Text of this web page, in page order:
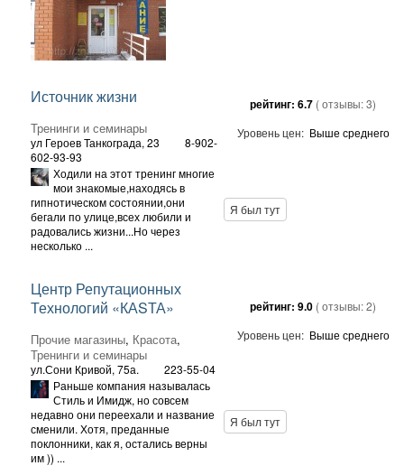
Источник жизни
Тренинги и семинары
ул Героев Танкограда, 23
8-902-
602-93-93
рейтинг: 6.7 ( отзывы:3)
Уровень цен: Выше среднего
Ходили на этот тренинг многие
мои знакомые,находясь в
гипнотическом состоянии,они
бегали по улице,всех любили и
радовались жизни...Но через
несколько ...
Я был тут
Центр Репутационных
Технологий «КАSТА»
Прочие магазины, Красота,
Тренинги и семинары
ул.Сони Кривой, 75а. 223-55-04
рейтинг: 9.0 ( отзывы:2)
Уровень цен: Выше среднего
Раньше компания называлась
Стиль и Имидж, но совсем
недавно они переехали и название
сменили. Хотя, преданные
поклонники, как я, остались верны
им )) ...
Я был тут